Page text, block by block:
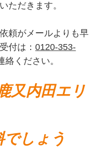
ただきます。
頼がメールよりも早
付は：0120-353-
絡ください。
又内田エリ
しょう